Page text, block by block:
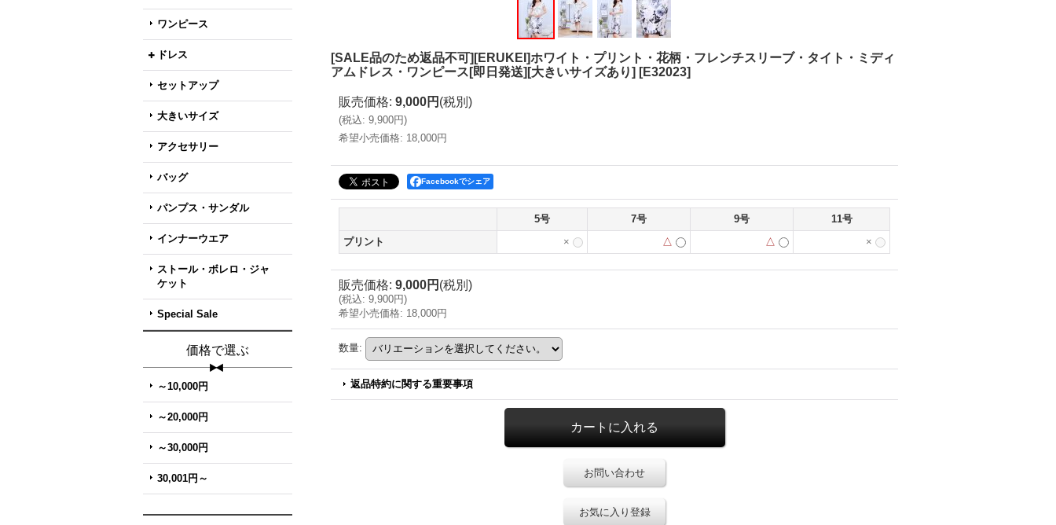
ワンピース
ドレス
セットアップ
大きいサイズ
アクセサリー
バッグ
パンプス・サンダル
インナーウエア
ストール・ボレロ・ジャ
ケット
Special Sale
価格で選ぶ
～10,000円
～20,000円
～30,000円
30,001円～
[SALE品のため返品不可][ERUKEI]ホワイト・プリント・花柄・フレンチスリーブ・タイト・ミディ
アムドレス・ワンピース[即日発送][大きいサイズあり] [E32023]
販売価格: 9,000円 (税別)
(税込: 9,900円)
希望小売価格: 18,000円
Facebookでシェア
5号 7号 9号
11号
プリント
× △ △ ×
販売価格: 9,000円 (税別)
(税込: 9,900円)
希望小売価格: 18,000円
数量:
返品特約に関する重要事項
お問い合わせ
お気に入り登録